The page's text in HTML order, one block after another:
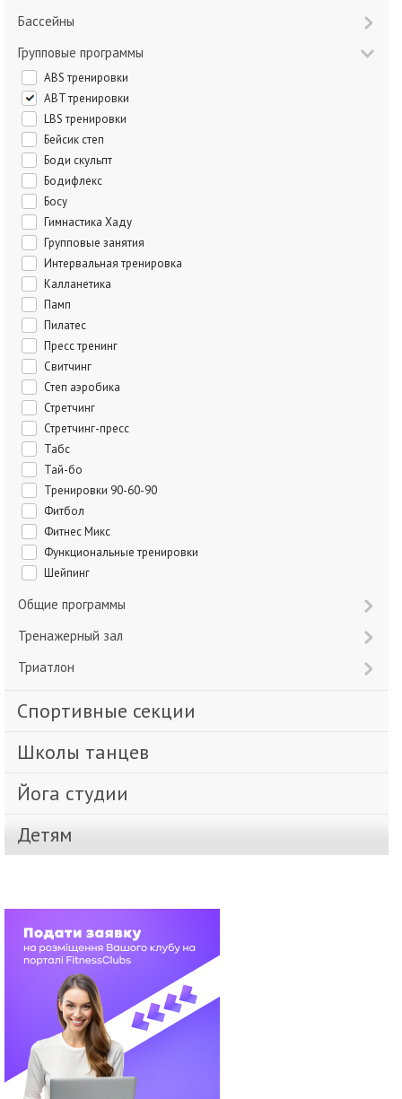
Бассейны
Групповые программы
ABS тренировки
ABT тренировки
LBS тренировки
Бейсик степ
Боди скульпт
Бодифлекс
Босу
Гимнастика Хаду
Групповые занятия
Интервальная тренировка
Калланетика
Памп
Пилатес
Пресс тренинг
Свитчинг
Степ аэробика
Стретчинг
Стретчинг-пресс
Табс
Тай-бо
Тренировки 90-60-90
Фитбол
Фитнес Микс
Функциональные тренировки
Шейпинг
Общие программы
Тренажерный зал
Триатлон
Спортивные секции
Школы танцев
Йога студии
Детям